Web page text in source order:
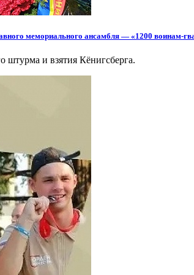
мемориального ансамбля — «1200 воинам-
штурма и взятия Кёнигсберга.